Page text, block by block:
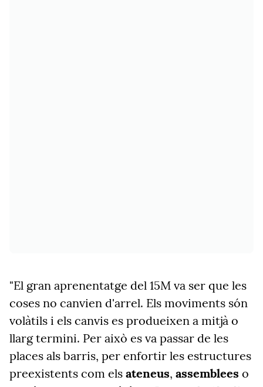
"El gran aprenentatge del 15M va ser que les
coses no canvien d'arrel. Els moviments són
volàtils i els canvis es produeixen a mitjà o
llarg termini. Per això es va passar de les
places als barris, per enfortir les estructures
preexistents com els ateneus, assemblees o